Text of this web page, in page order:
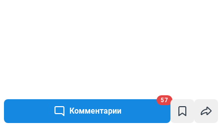
Комментарии
57